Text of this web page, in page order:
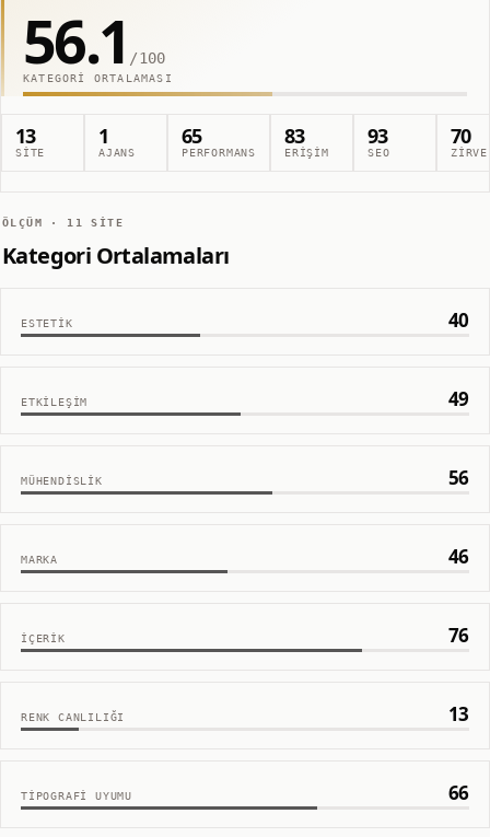
56.1 /100
KATEGORI ORTALAMASI
13
SITE
1
AJANS
65
PERFORMANS
83
ERIŞIM
93
SEO
70
ZIRVE
ÖLÇÜM · 11 SITE
Kategori Ortalamaları
ESTETIK 40
ETKILEŞIM 49
MÜHENDISLIK 56
MARKA 46
İÇERIK 76
RENK CANLILIĞI 13
TIPOGRAFI UYUMU 66